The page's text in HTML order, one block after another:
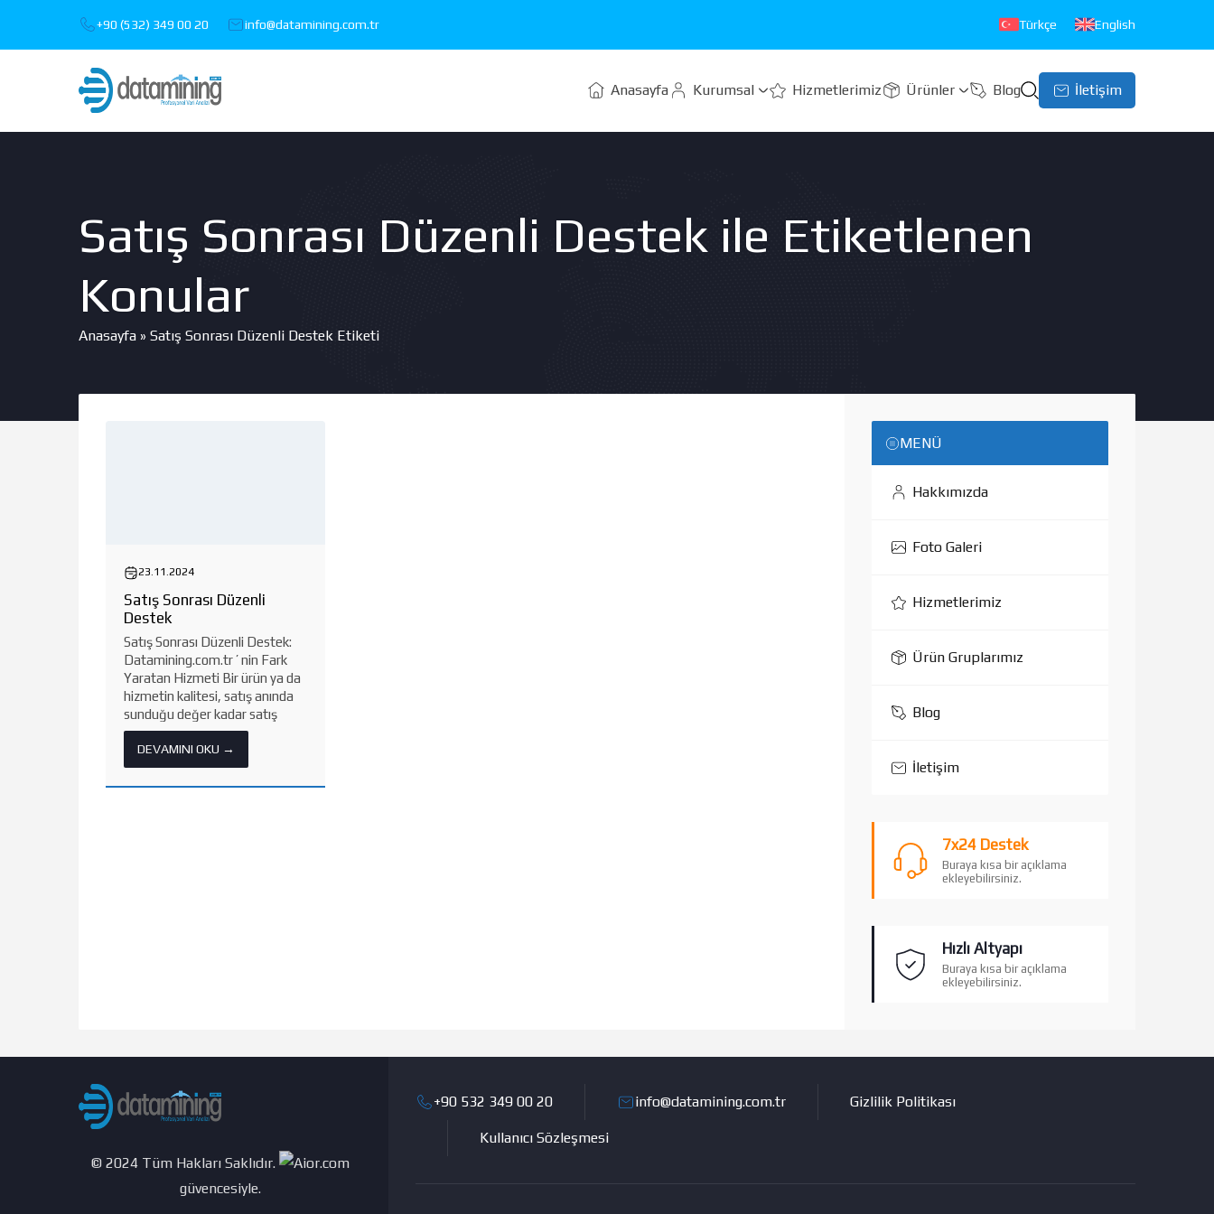
+90 (532) 349 00 20 info@datamining.com.tr Türkçe English
Anasayfa Kurumsal Hizmetlerimiz Ürünler Blog İletişim
Satış Sonrası Düzenli Destek ile Etiketlenen
Konular
Anasayfa » Satış Sonrası Düzenli Destek Etiketi
23.11.2024
Satış Sonrası Düzenli
Destek
Satış Sonrası Düzenli Destek:
Datamining.com.tr ’ nin Fark
Yaratan Hizmeti Bir ürün ya da
hizmetin kalitesi, satış anında
sunduğu değer kadar satış
sonrasında sağladığı destekle
de ölçülür. Datamining.com.tr
olarak, yalnızca gelişmiş veri
analitiği ve teknolojik...
DEVAMINI OKU →
MENÜ
Hakkımızda
Foto Galeri
Hizmetlerimiz
Ürün Gruplarımız
Blog
İletişim
7x24 Destek
Buraya kısa bir açıklama
ekleyebilirsiniz.
Hızlı Altyapı
Buraya kısa bir açıklama
ekleyebilirsiniz.
© 2024 Tüm Hakları Saklıdır.
güvencesiyle.
+90 532 349 00 20 info@datamining.com.tr Gizlilik Politikası
Kullanıcı Sözleşmesi